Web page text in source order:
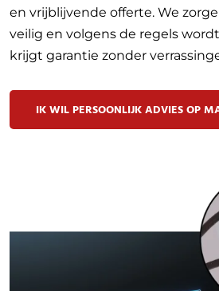
en vrijblijvende offerte. We
veilig en volgens de regels
krijgt garantie zonder
IK WIL PERSOONLIJK ADVIES OP